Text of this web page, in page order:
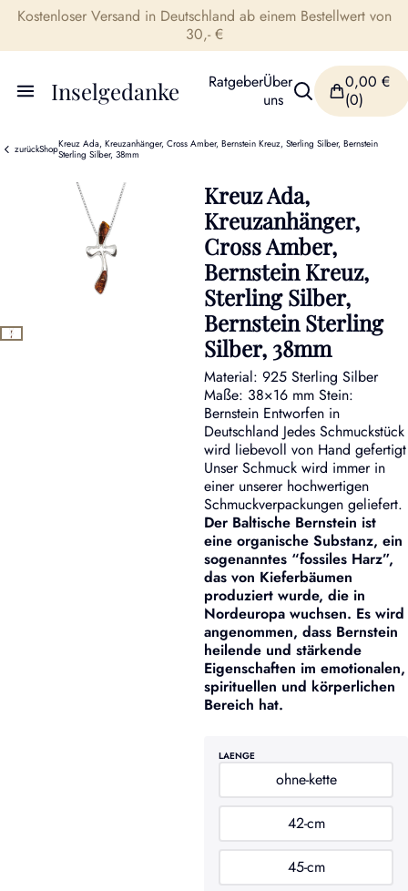
Kostenloser Versand in Deutschland ab einem Bestellwert von
30,- €
Inselgedanke RatgeberÜber
uns
0,00 €
(0)
zurückShopKreuz Ada, Kreuzanhänger, Cross Amber, Bernstein Kreuz, Sterling Silber, Bernstein
Sterling Silber, 38mm
Kreuz Ada,
Kreuzanhänger,
Cross Amber,
Bernstein Kreuz,
Sterling Silber,
Bernstein Sterling
Silber, 38mm
Material: 925 Sterling Silber
Maße: 38×16 mm Stein:
Bernstein Entworfen in
Deutschland Jedes Schmuckstück
wird liebevoll von Hand gefertigt
Unser Schmuck wird immer in
einer unserer hochwertigen
Schmuckverpackungen geliefert.
Der Baltische Bernstein ist
eine organische Substanz, ein
sogenanntes “fossiles Harz”,
das von Kieferbäumen
produziert wurde, die in
Nordeuropa wuchsen. Es wird
angenommen, dass Bernstein
heilende und stärkende
Eigenschaften im emotionalen,
spirituellen und körperlichen
Bereich hat.
LAENGE
ohne-kette
42-cm
45-cm